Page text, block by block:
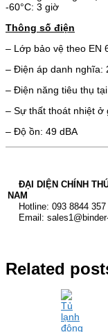
-60°C: 3 giờ
Thông số điện
– Lớp bảo vệ theo EN
– Điện áp danh nghĩa:
– Điện năng tiêu thụ
– Sự thất thoát nhiệt ở
– Độ ồn: 49 dBA
ĐẠI DIỆN CHÍNH
NAM
Hotline: 093 8844 357
Email:
Related